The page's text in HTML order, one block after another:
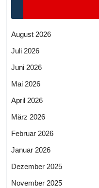
August 2026
Juli 2026
Juni 2026
Mai 2026
April 2026
März 2026
Februar 2026
Januar 2026
Dezember 2025
November 2025